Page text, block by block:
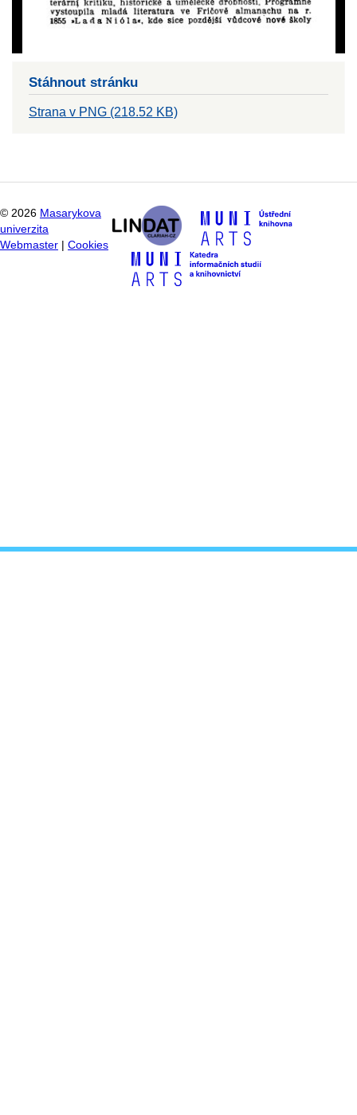
Stáhnout stránku
Strana v PNG (218.52 KB)
© 2026 Masarykova
univerzita
Webmaster
Cookies